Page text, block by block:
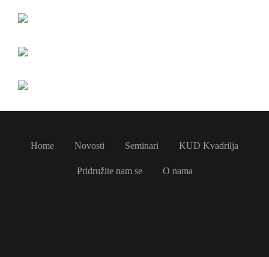
Home Novosti Seminari KUD Kvadrilja
Pridružite nam se O nama